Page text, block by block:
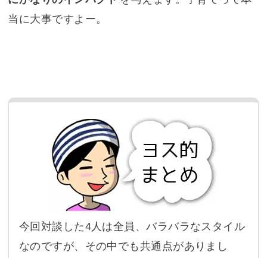
当に大事ですよー。
今回対談した4人は全員、バラバラなスタイル
なのですが、その中でも共通点がありまし